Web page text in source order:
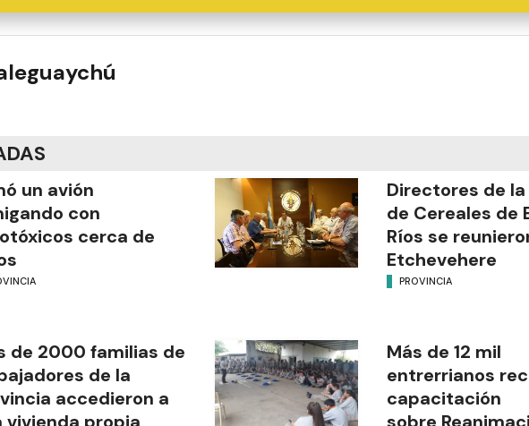
un avión
con
cerca de
Directores de la
de Cereales de
Ríos se
Etchevehere
PROVINCIA
de 2000 familias de
de la
accedieron a
Más de 12 mil
entrerrianos
capacitación